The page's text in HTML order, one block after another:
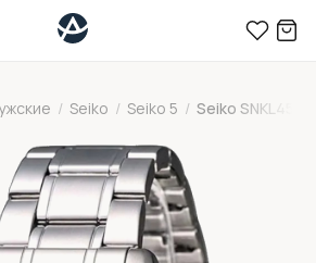
/ Seiko / Seiko 5 / Seiko SNKL45J1